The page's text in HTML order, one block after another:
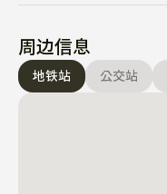
周边信息
地铁站 公交站